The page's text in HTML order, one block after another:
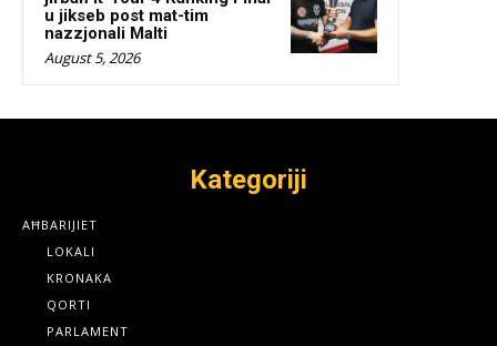
u jikseb post mat-tim
nazzjonali Malti
August 5, 2026
Kategoriji
AĦBARIJIET
LOKALI
KRONAKA
QORTI
PARLAMENT